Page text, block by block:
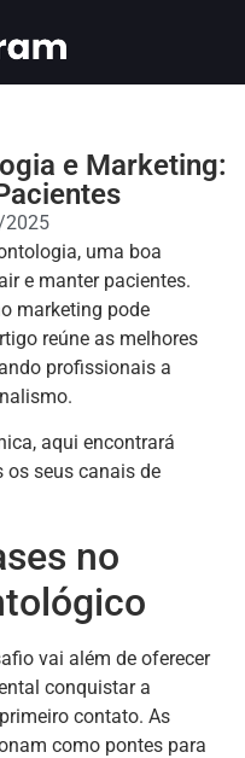
e Marketing:
uma boa
e manter pacientes.
marketing pode
reúne as melhores
profissionais a
aqui encontrará
os seus canais de
no
vai além de oferecer
conquistar a
contato. As
como pontes para